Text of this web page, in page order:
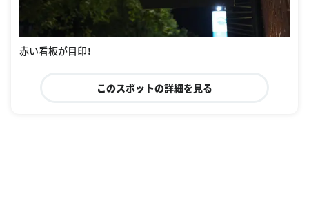
赤い看板が目印！
このスポットの詳細を見る